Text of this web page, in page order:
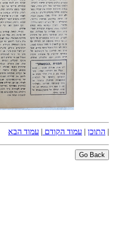
| התוכן | עמוד הקודם | עמוד הבא
Go Back